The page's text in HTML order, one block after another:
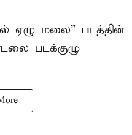
ஏழு மலை” படத்தின்
படக்குழு